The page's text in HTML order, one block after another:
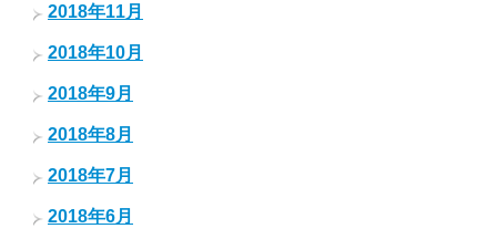
2018年11月
2018年10月
2018年9月
2018年8月
2018年7月
2018年6月